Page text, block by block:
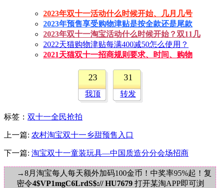
2023年双十一活动什么时候开始、几月几号
2023年预售享受购物津贴是按全款还是尾款
2023年双十一淘宝活动什么时候开始？双11几
2022天猫购物津贴每满400减50怎么使用？
2021天猫双十一招商规则要求、时间、购物
23
我顶
31
转发
标签 ： 双十一全民抢拍
上一篇: 农村淘宝双十一乡甜预售入口
下一篇: 淘宝双十一童装玩具—中国质造分分会场招商
→8月淘宝每人每天额外加码100金币！中奖率95%起！复
密令4$VP1mgC6LrdS$:// HU7679 打开某淘APP即可浏